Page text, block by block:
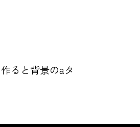
ると背景のaタ